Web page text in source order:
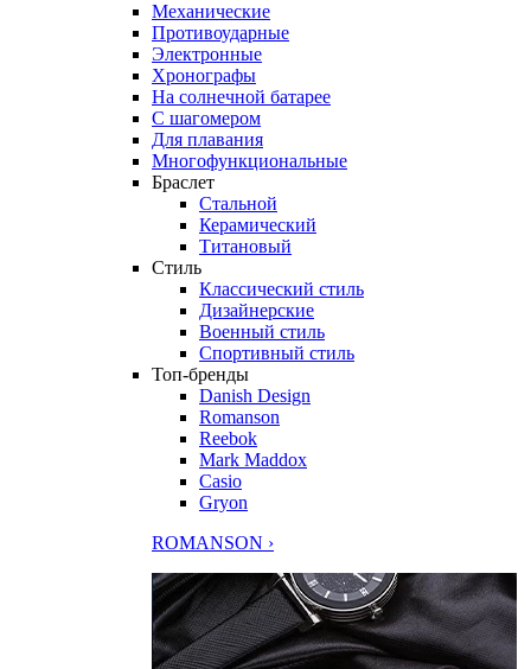
Механические
Противоударные
Электронные
Хронографы
На солнечной батарее
С шагомером
Для плавания
Многофункциональные
Браслет
Стальной
Керамический
Титановый
Стиль
Классический стиль
Дизайнерские
Военный стиль
Спортивный стиль
Топ-бренды
Danish Design
Romanson
Reebok
Mark Maddox
Casio
Gryon
ROMANSON ›